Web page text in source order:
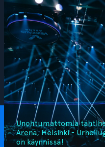
Unohtumattomia
Arena, Helsinki -
on käynnissä!